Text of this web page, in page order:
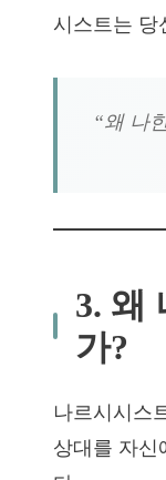
시스트는 당
“왜 나
3. 왜
가?
나르시시스
상대를 자신